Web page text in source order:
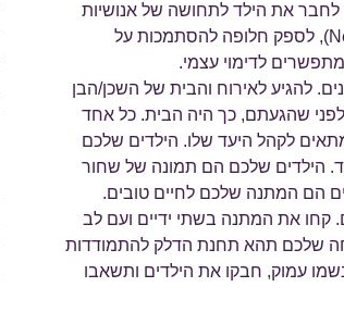
לחבר את הילד לתחושה של אנושיות
משותפת וערך עצמי בלתי תלוי (Neff,2011), לספק חלופה להסתמכות על
לדימוי עצמי.
להגיע לאירוח והבית של השכן/הבן
שהגעתם, כך היה הבית. כל אחד
לקהל היעד שלו. הילדים שלכם
הילדים שלכם הם תמונה של שחור
הם המתנה שלכם לחיים טובים.
קחו את המתנה בשתי ידיים ועם לב
שלכם תהא תחנת הדלק להתמודדות
עמוק, חבקו את הילדים ותשאבו